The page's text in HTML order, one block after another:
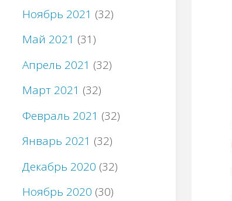
Ноябрь 2021 (32)
Май 2021 (31)
Апрель 2021 (32)
Март 2021 (32)
Февраль 2021 (32)
Январь 2021 (32)
Декабрь 2020 (32)
Ноябрь 2020 (30)